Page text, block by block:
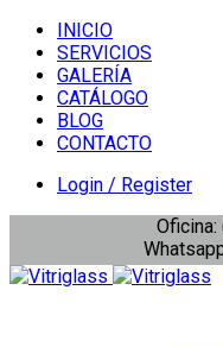
INICIO
SERVICIOS
GALERÍA
CATÁLOGO
BLOG
CONTACTO
Login / Register